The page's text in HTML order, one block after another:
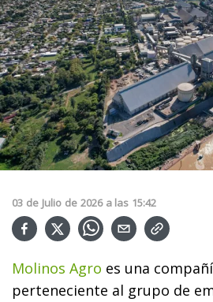
03 de Julio de 2026 a las 15:42
Molinos Agro es una
perteneciente al grupo de